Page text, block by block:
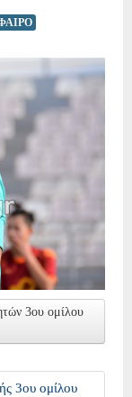
3ου ομίλου
3ου ομίλου